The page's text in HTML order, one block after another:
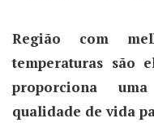
Região com
temperaturas são
proporciona
qualidade de vida